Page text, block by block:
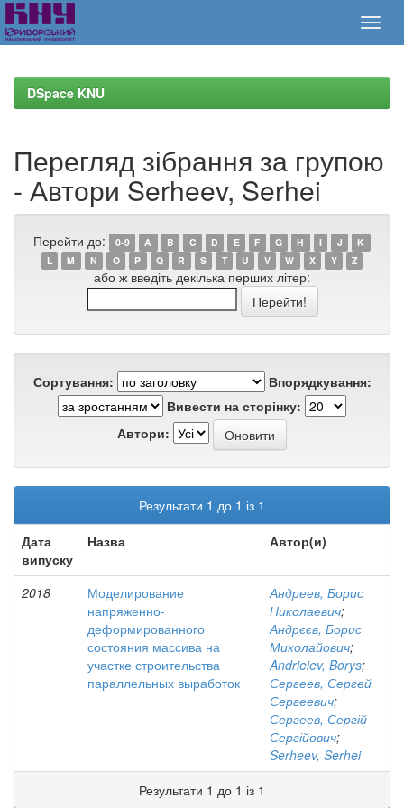
navigationDSpace KNU
Перегляд зібрання за групою
- Автори Serheev, Serhei
Перейти до: 0-9 A B C D E F G H I J
K
L
M N O P Q R S T U V W X Y Z
або ж введіть декілька перших літер:
Сортування:
Впорядкування:
Вивести на сторінку:
Автори:
Результати 1 до 1 із 1
Дата
випуску
Назва Автор(и)
2018
Моделирование
напряженно-
деформированного
состояния массива на
участке строительства
параллельных выработок
Андреев, Борис
Николаевич;
Андрєєв, Борис
Миколайович;
Andrieiev, Borys;
Сергеев, Сергей
Сергеевич;
Сергеев, Сергій
Сергійович;
Serheev, Serhei
Результати 1 до 1 із 1